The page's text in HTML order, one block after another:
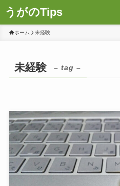
うがのTips
ホーム 未経験
未経験 – tag –